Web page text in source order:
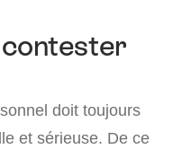
contester
doit toujours
et sérieuse. De ce